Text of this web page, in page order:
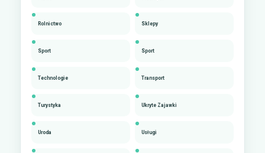
Rolnictwo Sklepy
Sport Sport
Technologie Transport
Turystyka Ukryte Zajawki
Uroda Usługi